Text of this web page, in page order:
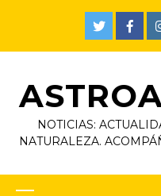
NOTICIAS:
NATURALEZA.